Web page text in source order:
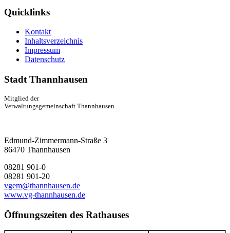
Quicklinks
Kontakt
Inhaltsverzeichnis
Impressum
Datenschutz
Stadt Thannhausen
Mitglied der
Verwaltungsgemeinschaft Thannhausen
Edmund-Zimmermann-Straße 3
86470 Thannhausen
08281 901-0
08281 901-20
vgem@thannhausen.de
www.vg-thannhausen.de
Öffnungszeiten des Rathauses